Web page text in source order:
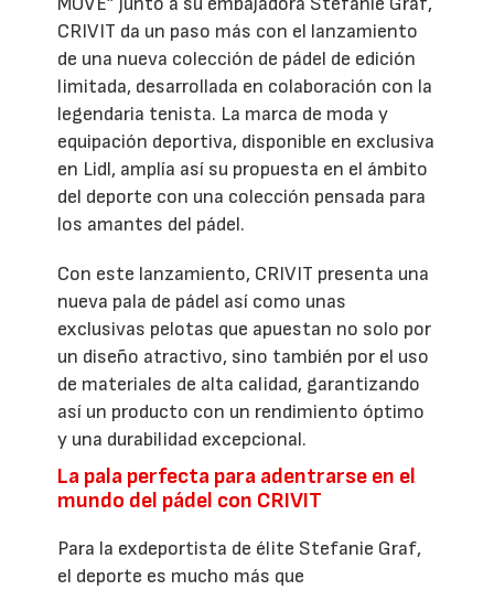
CRIVIT da un paso más con el lanzamiento
de una nueva colección de pádel de edición
limitada, desarrollada en colaboración con la
legendaria tenista. La marca de moda y
equipación deportiva, disponible en exclusiva
en Lidl, amplía así su propuesta en el ámbito
del deporte con una colección pensada para
los amantes del pádel.
Con este lanzamiento, CRIVIT presenta una
nueva pala de pádel así como unas
exclusivas pelotas que apuestan no solo por
un diseño atractivo, sino también por el uso
de materiales de alta calidad, garantizando
así un producto con un rendimiento óptimo
y una durabilidad excepcional.
La pala perfecta para adentrarse en el
mundo del pádel con CRIVIT
Para la exdeportista de élite Stefanie Graf,
el deporte es mucho más que